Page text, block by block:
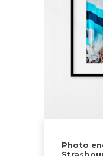
Photo